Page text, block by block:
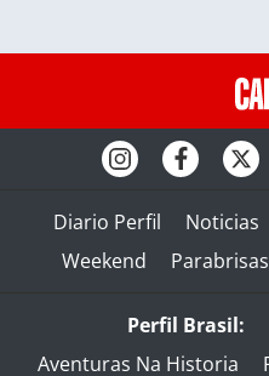
Diario Perfil Noticias
Weekend
Parabrisas
Perfil Brasil:
Aventuras Na Historia